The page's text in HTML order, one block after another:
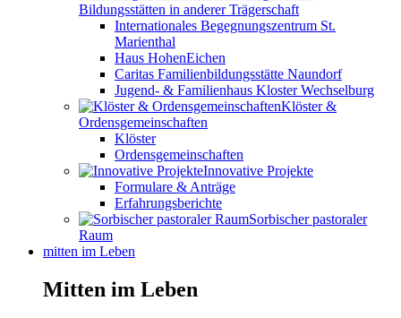
Bildungsstätten in anderer Trägerschaft
Internationales Begegnungszentrum St.
Marienthal
Haus HohenEichen
Caritas Familienbildungsstätte Naundorf
Jugend- & Familienhaus Kloster Wechselburg
Klöster &
Ordensgemeinschaften
Klöster
Ordensgemeinschaften
Innovative Projekte
Formulare & Anträge
Erfahrungsberichte
Sorbischer pastoraler
Raum
mitten im Leben
Mitten im Leben